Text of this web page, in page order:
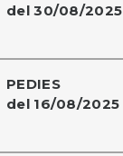
del 30/08/2025
PEDIES
del 16/08/2025